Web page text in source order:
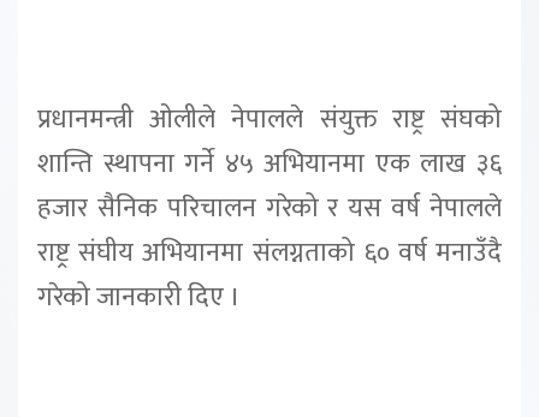
प्रधानमन्त्री ओलीले नेपालले संयुक्त राष्ट्र संघको
शान्ति स्थापना गर्ने ४५ अभियानमा एक लाख ३६
हजार सैनिक परिचालन गरेको र यस वर्ष नेपालले
राष्ट्र संघीय अभियानमा संलग्नताको ६० वर्ष मनाउँदै
गरेको जानकारी दिए ।